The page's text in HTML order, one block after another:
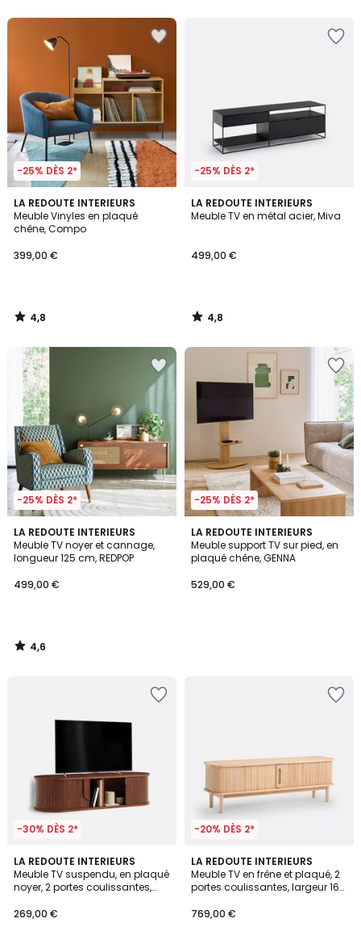
-25% DÈS 2*
LA REDOUTE INTERIEURS
Meuble Vinyles en plaqué
chêne, Compo
399,00 €
4,8
/ 5
4,8
/
-25% DÈS 2*
LA REDOUTE INTERIEURS
Meuble TV en métal acier, Miva
499,00 €
4,8
/ 5
4,8
/
-25% DÈS 2*
LA REDOUTE INTERIEURS
Meuble TV noyer et cannage,
longueur 125 cm, REDPOP
499,00 €
4,6
/ 5
4,6
/
-25% DÈS 2*
LA REDOUTE INTERIEURS
Meuble support TV sur pied, en
plaqué chêne, GENNA
529,00 €
-30% DÈS 2*
LA REDOUTE INTERIEURS
Meuble TV suspendu, en plaqué
noyer, 2 portes coulissantes,
269,00 €
-20% DÈS 2*
LA REDOUTE INTERIEURS
Meuble TV en frêne et plaqué, 2
portes coulissantes, largeur 160
769,00 €
4,7
/ 5